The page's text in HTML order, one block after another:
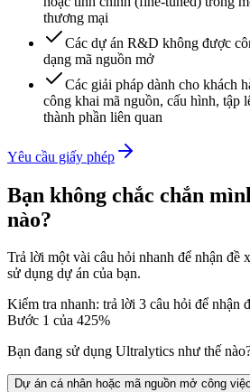
thương mại
Các dự án R&D không được
dạng mã nguồn mở
Các giải pháp dành cho khách
công khai mã nguồn, cấu hình, tập
thành phần liên quan
Yêu cầu giấy phép
Bạn không chắc chắn
nào?
Trả lời một vài câu hỏi nhanh để nhận đề
sử dụng dự án của bạn.
Kiểm tra nhanh: trả lời 3 câu hỏi để nhận
Bước 1 của 425%
Bạn đang sử dụng Ultralytics như thế
Dự án cá nhân hoặc mã nguồn mở công